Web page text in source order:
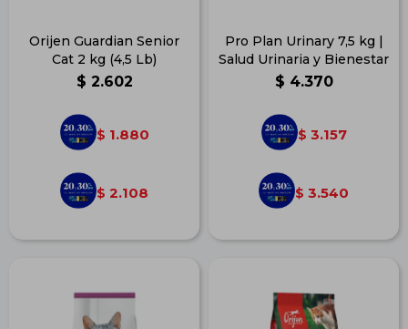
Orijen Guardian Senior
Cat 2 kg (4,5 Lb)
$ 2.602
$ 1.880
$ 2.108
Pro Plan Urinary 7,5 kg |
Salud Urinaria y Bienestar
$ 4.370
$ 3.157
$ 3.540